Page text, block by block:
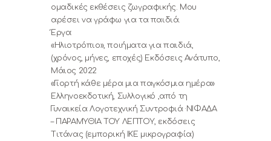
ομαδικές εκθέσεις ζωγραφικής. Μου
αρέσει να γράφω για τα παιδιά.
Έργα:
«Ηλιοτρόπιο», ποιήματα για παιδιά,
(χρόνος, μήνες, εποχές) Εκδόσεις Ανάτυπο,
Μάιος 2022
«Γιορτή κάθε μέρα μια παγκόσμια ημέρα»
Ελληνοεκδοτική, Συλλογικό ,από τη
Γυναικεία Λογοτεχνική Συντροφιά ·ΝΙΦΑΔΑ
– ΠΑΡΑΜΥΘΙΑ ΤΟΥ ΛΕΠΤΟΥ, εκδόσεις
Τιτάνας (εμπορική ΙΚΕ μικρογραφία)